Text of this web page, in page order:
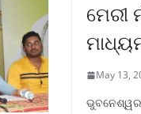
ମେରୀ
May 13,